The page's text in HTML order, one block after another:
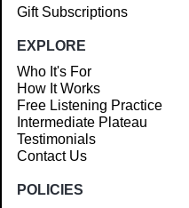
Gift Subscriptions
EXPLORE
Who It's For
How It Works
Free Listening Practice
Intermediate Plateau
Testimonials
Contact Us
POLICIES